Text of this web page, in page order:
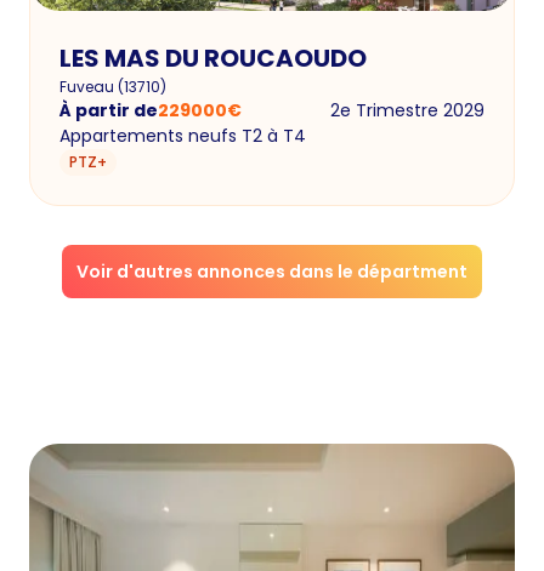
LES MAS DU ROUCAOUDO
Fuveau (13710)
À partir de229000€
2e Trimestre 2029
Appartements neufs T2 à T4
PTZ+
Voir d'autres annonces dans le départment